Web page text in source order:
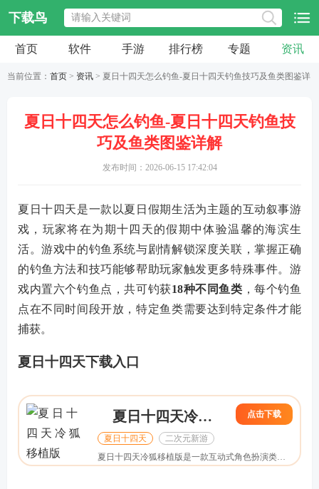
下载鸟
首页 软件 手游 排行榜 专题 资讯
当前位置： 首页 > 资讯 > 夏日十四天怎么钓鱼-夏日十四天钓鱼技巧及鱼类图鉴详
夏日十四天怎么钓鱼-夏日十四天钓鱼技
巧及鱼类图鉴详解
发布时间：2026-06-15 17:42:04
夏日十四天是一款以夏日假期生活为主题的互动叙事游
戏，玩家将在为期十四天的假期中体验温馨的海滨生
活。游戏中的钓鱼系统与剧情解锁深度关联，掌握正确
的钓鱼方法和技巧能够帮助玩家触发更多特殊事件。游
戏内置六个钓鱼点，共可钓获18种不同鱼类 ，每个钓鱼
点在不同时间段开放，特定鱼类需要达到特定条件才能
捕获。
夏日十四天下载入口
夏日十四天冷狐移植版
夏日十四天
二次元新游
冒险
点击下载
夏日十四天冷狐移植版是一款互动式角色扮演类手机游戏，在这里玩家将成为男主，在海边的小镇上和一对姐妹一起生活，两位少女的性格迥异，一位活泼开朗、富有冒险精神，而另一位则冷静内敛，拥有一种神秘的气质，一起经营生活，游戏玩法非常丰富，可以钓鱼和npc提升关系，探索，玩家的选择将直接影响故事的发展和结局，感兴趣的朋友不要错过哦！